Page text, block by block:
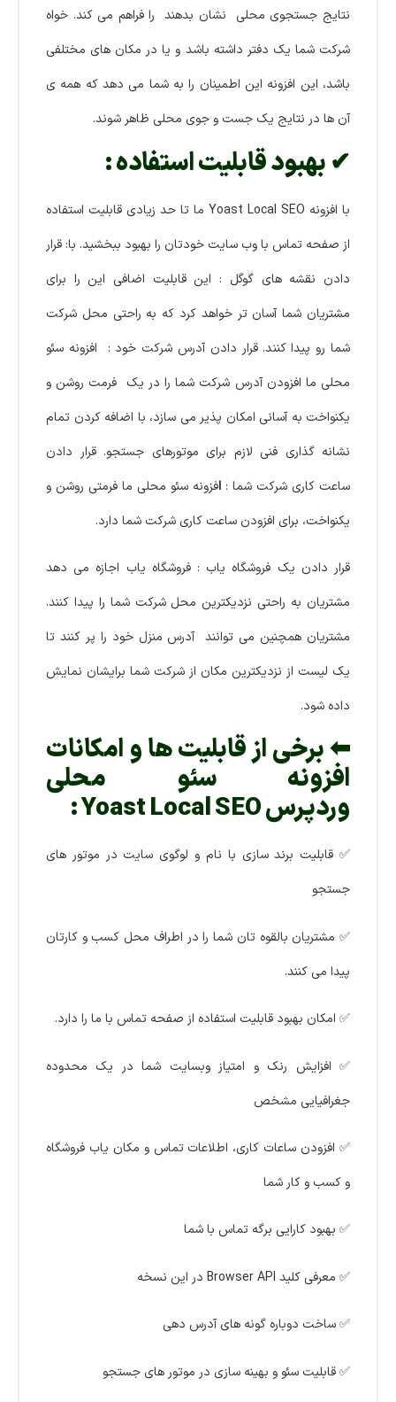
نتایج جستجوی محلی نشان بدهند را فراهم می کند. خواه
شرکت شما یک دفتر داشته باشد و یا در مکان های مختلفی
باشد، این افزونه این اطمینان را به شما می دهد که همه ی
آن ها در نتایج یک جست و جوی محلی ظاهر شوند.
✔ بهبود قابلیت استفاده :
با افزونه Yoast Local SEO ما تا حد زیادی قابلیت استفاده
از صفحه تماس با وب سایت خودتان را بهبود ببخشید. با: قرار
دادن نقشه های گوگل : این قابلیت اضافی این را برای
مشتریان شما آسان تر خواهد کرد که به راحتی محل شرکت
شما رو پیدا کنند. قرار دادن آدرس شرکت خود : افزونه سئو
محلی ما افزودن آدرس شرکت شما را در یک فرمت روشن و
یکنواخت به آسانی امکان پذیر می سازد، با اضافه کردن تمام
نشانه گذاری فنی لازم برای موتورهای جستجو. قرار دادن
ساعت کاری شرکت شما : افزونه سئو محلی ما فرمتی روشن و
یکنواخت، برای افزودن ساعت کاری شرکت شما دارد.
قرار دادن یک فروشگاه یاب : فروشگاه یاب اجازه می دهد
مشتریان به راحتی نزدیکترین محل شرکت شما را پیدا کنند.
مشتریان همچنین می توانند آدرس منزل خود را پر کنند تا
یک لیست از نزدیکترین مکان از شرکت شما برایشان نمایش
داده شود.
⬅ برخی از قابلیت ها و امکانات
افزونه سئو محلی
وردپرس Yoast Local SEO :
✅ قابلیت برند سازی با نام و لوگوی سایت در موتور های
جستجو
✅ مشتریان بالقوه تان شما را در اطراف محل کسب و کارتان
پیدا می کنند.
✅ امکان بهبود قابلیت استفاده از صفحه تماس با ما را دارد.
✅ افزایش رنک و امتیاز وبسایت شما در یک محدوده
جغرافیایی مشخص
✅ افزودن ساعات کاری، اطلاعات تماس و مکان یاب فروشگاه
و کسب و کار شما
✅ بهبود کارایی برگه تماس با شما
✅ معرفی کلید Browser API در این نسخه
✅ ساخت دوباره گونه های آدرس دهی
✅ قابلیت سئو و بهینه سازی در موتور های جستجو